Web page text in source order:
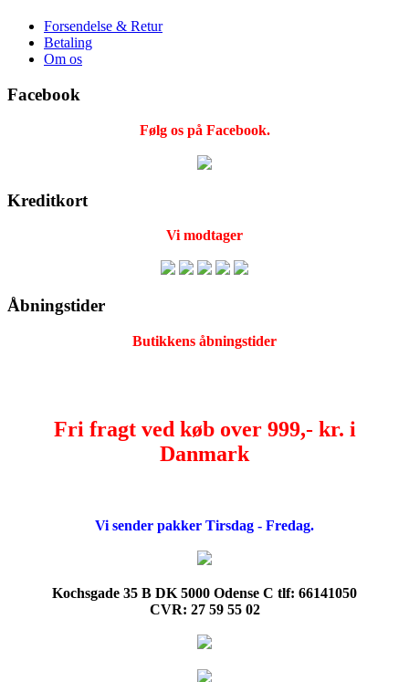
Forsendelse & Retur
Betaling
Om os
Facebook
Følg os på Facebook.
Kreditkort
Vi modtager
Åbningstider
Butikkens åbningstider
Fri fragt ved køb over 999,- kr. i
Danmark
Vi sender pakker Tirsdag - Fredag.
Kochsgade 35 B DK 5000 Odense C tlf: 66141050
CVR: 27 59 55 02